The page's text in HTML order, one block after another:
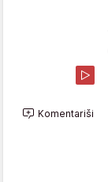
Komentariši